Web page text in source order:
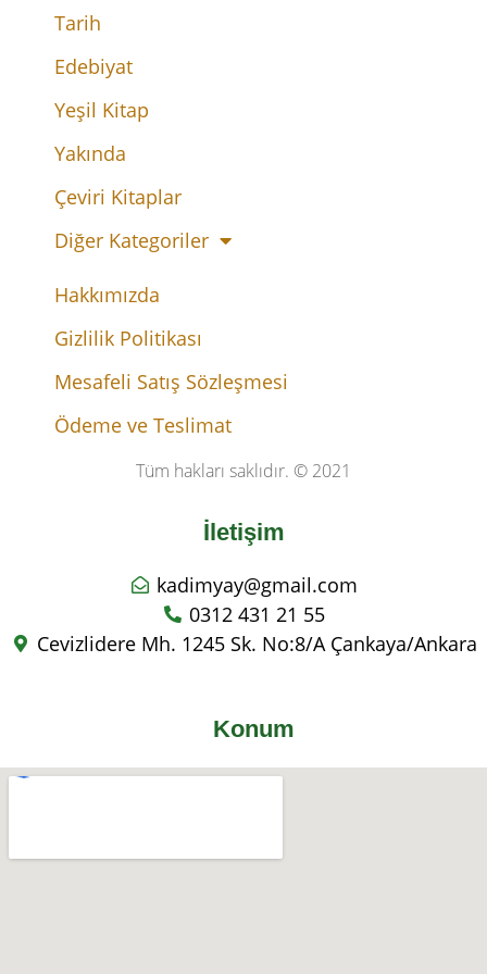
Tarih
Edebiyat
Yeşil Kitap
Yakında
Çeviri Kitaplar
Diğer Kategoriler
Hakkımızda
Gizlilik Politikası
Mesafeli Satış Sözleşmesi
Ödeme ve Teslimat
Tüm hakları saklıdır. © 2021
İletişim
kadimyay@gmail.com
0312 431 21 55
Cevizlidere Mh. 1245 Sk. No:8/A Çankaya/Ankara
Konum